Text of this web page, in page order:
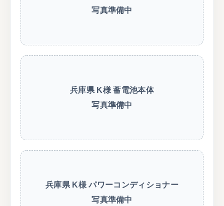
写真準備中
兵庫県 K様 蓄電池本体
写真準備中
兵庫県 K様 パワーコンディショナー
写真準備中